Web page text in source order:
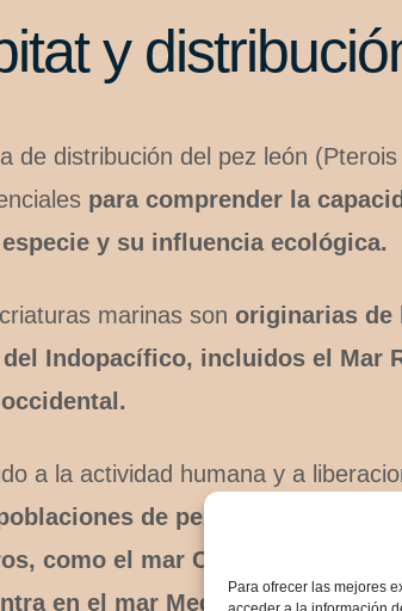
Para ofrecer las mejores
y
de distribución del pez león
para comprender la
y su influencia ecológica.
marinas son originarias de
Indopacífico, incluidos el Mar
a la actividad humana y a
de pez león han
como el mar Caribe, el océano
en el mar Mediterráneo.